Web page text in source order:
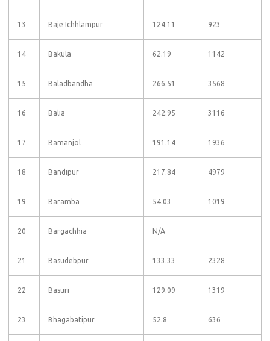
13 Baje Ichhlampur 124.11 923
14 Bakula 62.19 1142
15 Baladbandha 266.51 3568
16 Balia 242.95 3116
17 Bamanjol 191.14 1936
18 Bandipur 217.84 4979
19 Baramba 54.03 1019
20 Bargachhia N/A
21 Basudebpur 133.33 2328
22 Basuri 129.09 1319
23 Bhagabatipur 52.8 636